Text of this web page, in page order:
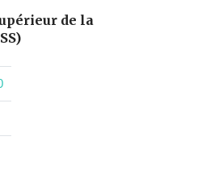
de la